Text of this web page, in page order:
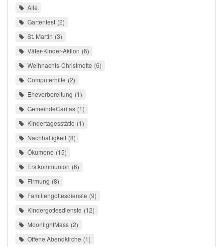
Alle
Gartenfest 2
St. Martin 3
Väter-Kinder-Aktion 6
Weihnachts-Christmette 6
Computerhilfe 2
Ehevorbereitung 1
GemeindeCaritas 1
Kindertagesstätte 1
Nachhaltigkeit 8
Ökumene 15
Erstkommunion 6
Firmung 8
Familiengottesdienste 9
Kindergottesdienste 12
MoonlightMass 2
Offene Abendkirche 1